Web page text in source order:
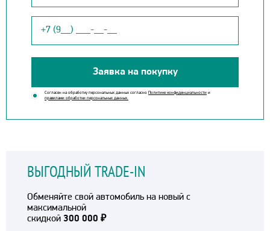
Заявка на покупку
Согласен на обработку персональных данных согласно Политике конфиденциальности и
правилами обработки персональных данных.
ВЫГОДНЫЙ TRADE-IN
Обменяйте свой автомобиль на новый с
максимальной
скидкой 300 000 ₽